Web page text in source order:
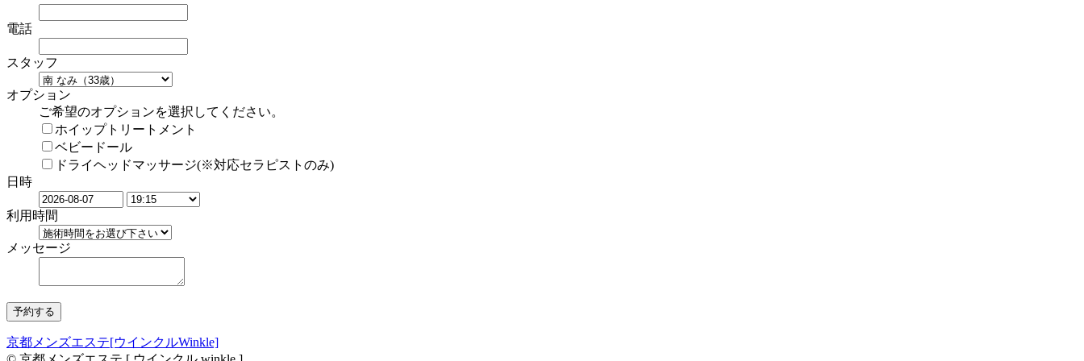
電話
スタッフ
オプション
ご希望のオプションを選択してください。
ホイップトリートメント
ベビードール
ドライヘッドマッサージ(※対応セラピストのみ)
日時
利用時間
メッセージ
京都メンズエステ[ウインクルWinkle]